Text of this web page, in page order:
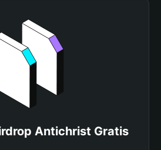
Antichrist Gratis